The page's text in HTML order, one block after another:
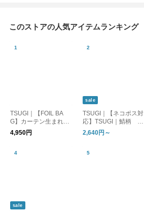
このストアの人気アイテムランキング
TSUGI｜【FOIL BA
G】カーテン生まれの
シルバー トートバッ
グ（SHIWA/FLAT）
4,950円
sale
TSUGI｜【ネコポス対
応】TSUGI｜鯖柄 T
シャツ 半袖シャツ
2,640円～
sale